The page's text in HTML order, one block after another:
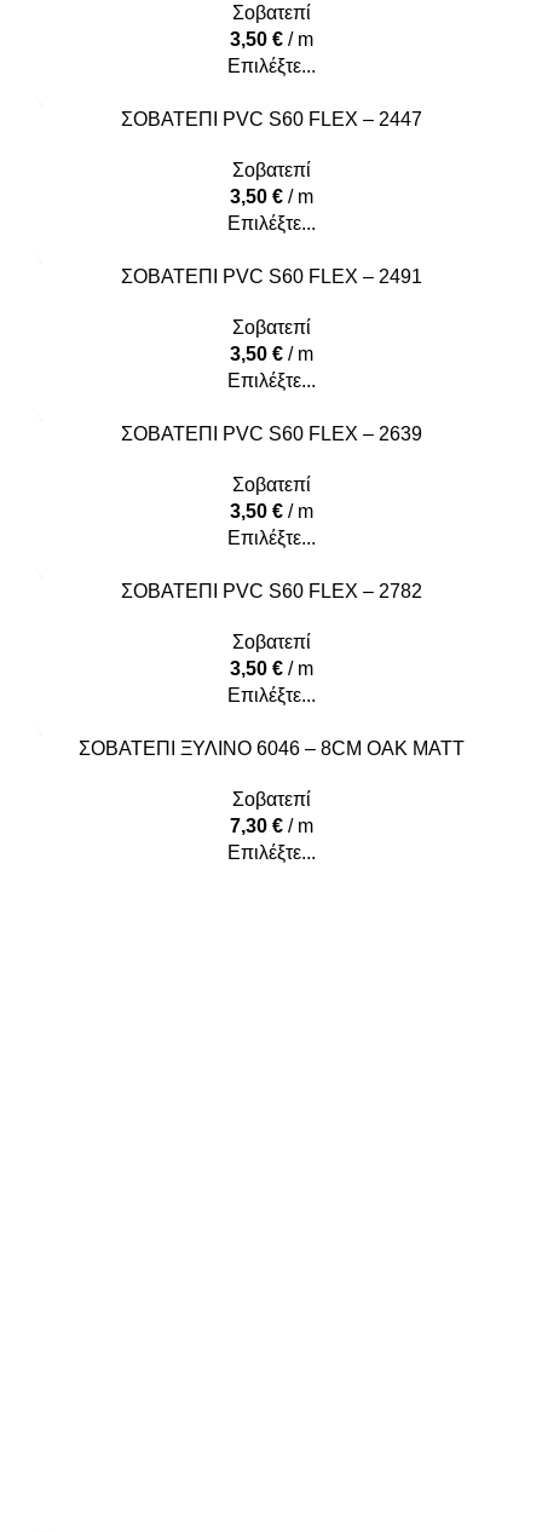
Σοβατεπί
3,50 €/ m
Επιλέξτε...
ΣΟΒΑΤΕΠΙ PVC S60 FLEX – 2447
Σοβατεπί
3,50 €/ m
Επιλέξτε...
ΣΟΒΑΤΕΠΙ PVC S60 FLEX – 2491
Σοβατεπί
3,50 €/ m
Επιλέξτε...
ΣΟΒΑΤΕΠΙ PVC S60 FLEX – 2639
Σοβατεπί
3,50 €/ m
Επιλέξτε...
ΣΟΒΑΤΕΠΙ PVC S60 FLEX – 2782
Σοβατεπί
3,50 €/ m
Επιλέξτε...
ΣΟΒΑΤΕΠΙ ΞΥΛΙΝΟ 6046 – 8CM OAK MATT
Σοβατεπί
7,30 €/ m
Επιλέξτε...